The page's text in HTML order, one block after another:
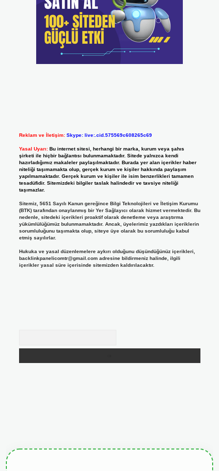
Reklam ve İletişim: Skype: live:.cid.575569c608265c69
Yasal Uyarı: Bu internet sitesi, herhangi bir marka, kurum veya şahıs
şirketi ile hiçbir bağlantısı bulunmamaktadır. Sitede yalnızca kendi
hazırladığımız makaleler paylaşılmaktadır. Burada yer alan içerikler haber
niteliği taşımamakta olup, gerçek kurum ve kişiler hakkında paylaşım
yapılmamaktadır. Gerçek kurum ve kişiler ile isim benzerlikleri tamamen
tesadüfidir. Sitemizdeki bilgiler taslak halindedir ve tavsiye niteliği
taşımazlar.
Sitemiz, 5651 Sayılı Kanun gereğince Bilgi Teknolojileri ve İletişim Kurumu
(BTK) tarafından onaylanmış bir Yer Sağlayıcı olarak hizmet vermektedir. Bu
nedenle, sitedeki içerikleri proaktif olarak denetleme veya araştırma
yükümlülüğümüz bulunmamaktadır. Ancak, üyelerimiz yazdıkları içeriklerin
sorumluluğunu taşımakta olup, siteye üye olarak bu sorumluluğu kabul
etmiş sayılırlar.
Hukuka ve yasal düzenlemelere aykırı olduğunu düşündüğünüz içerikleri,
backlinkpanelicomtr@gmail.comadresine bildirmeniz halinde, ilgili
içerikler yasal süre içerisinde sitemizden kaldırılacaktır.